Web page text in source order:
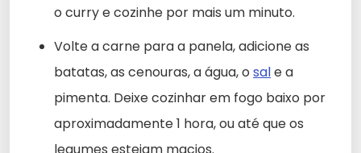
o curry e cozinhe por mais um minuto.
Volte a carne para a panela, adicione as
batatas, as cenouras, a água, o sale a
pimenta. Deixe cozinhar em fogo baixo por
aproximadamente 1 hora, ou até que os